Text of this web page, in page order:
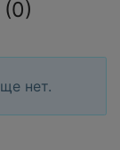
нет.